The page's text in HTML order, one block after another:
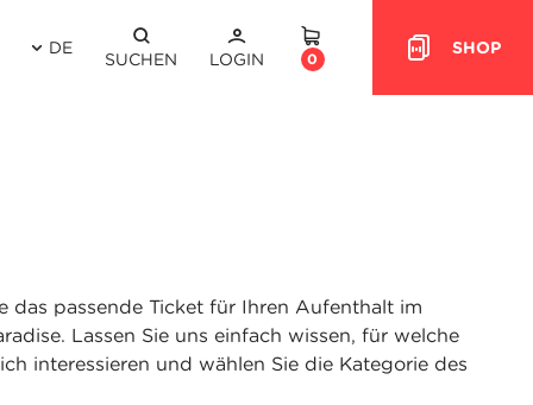
DE
SUCHEN LOGIN HEADER.CART
0
SHOP
das passende Ticket für Ihren Aufenthalt im
Lassen Sie uns einfach wissen, für welche
interessieren und wählen Sie die Kategorie des